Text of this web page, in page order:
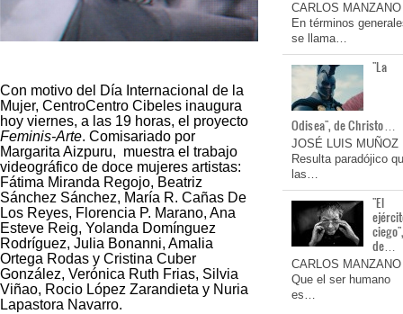
Con motivo del Día Internacional de la
Mujer, CentroCentro Cibeles inaugura
hoy viernes, a las 19 horas, el proyecto
Feminis-Arte. Comisariado por
Margarita Aizpuru, muestra el trabajo
videográfico de doce mujeres artistas:
Fátima Miranda Regojo, Beatriz
Sánchez Sánchez, María R. Cañas De
Los Reyes, Florencia P. Marano, Ana
Esteve Reig, Yolanda Domínguez
Rodríguez, Julia Bonanni, Amalia
Ortega Rodas y Cristina Cuber
González, Verónica Ruth Frias, Silvia
Viñao, Rocio López Zarandieta y Nuria
Lapastora Navarro.
CARLOS MANZANO
En términos
se llama…
"La
Odisea", de Christo…
JOSÉ LUIS MUÑOZ
Resulta paradójico
las…
"El
de…
CARLOS MANZANO
Que el ser humano
es…